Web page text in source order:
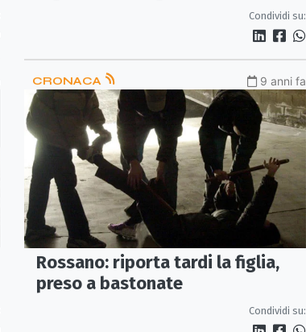
Condividi su:
CRONACA 9 anni fa
Rossano: riporta tardi la figlia,
preso a bastonate
Condividi su: